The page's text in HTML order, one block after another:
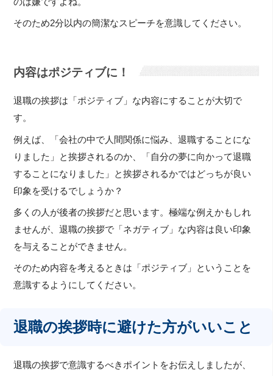
そのため2分以内の簡潔なスピーチを意識してください。
内容はポジティブに！
退職の挨拶は「ポジティブ」な内容にすることが大切で
す。
例えば、「会社の中で人間関係に悩み、退職することにな
りました」と挨拶されるのか、「自分の夢に向かって退職
することになりました」と挨拶されるかではどっちが良い
印象を受けるでしょうか？
多くの人が後者の挨拶だと思います。極端な例えかもしれ
ませんが、退職の挨拶で「ネガティブ」な内容は良い印象
を与えることができません。
そのため内容を考えるときは「ポジティブ」ということを
意識するようにしてください。
退職の挨拶時に避けた方がいいこと
退職の挨拶で意識するべきポイントをお伝えしましたが、